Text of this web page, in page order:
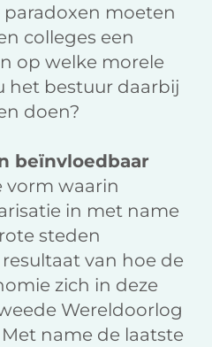
paradoxen moeten
colleges een
op welke morele
het bestuur daarbij
doen?
beïnvloedbaar
vorm waarin
in met name
steden
van hoe de
zich in deze
Wereldoorlog
name de laatste